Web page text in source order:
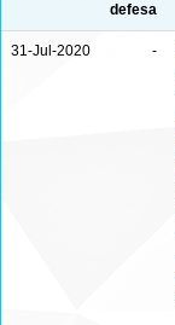
defesa
31-Jul-2020 -